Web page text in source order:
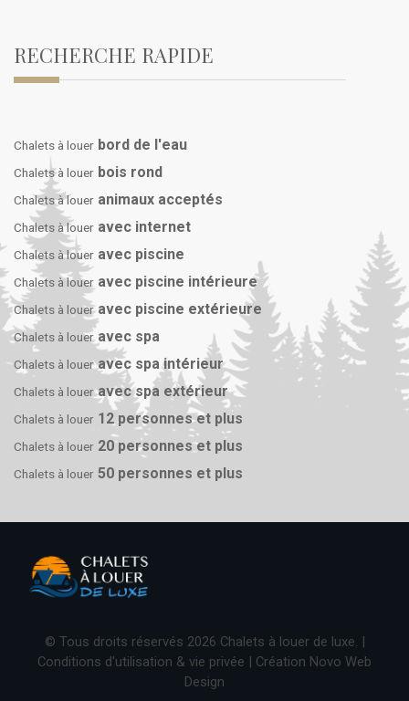
RECHERCHE RAPIDE
Chalets à louer bord de l'eau
Chalets à louer bois rond
Chalets à louer animaux acceptés
Chalets à louer avec internet
Chalets à louer avec piscine
Chalets à louer avec piscine intérieure
Chalets à louer avec piscine extérieure
Chalets à louer avec spa
Chalets à louer avec spa intérieur
Chalets à louer avec spa extérieur
Chalets à louer 12 personnes et plus
Chalets à louer 20 personnes et plus
Chalets à louer 50 personnes et plus
© Tous droits réservés 2026 Chalets à louer de luxe. |
Conditions d'utilisation & vie privée | Création Novo Web
Design